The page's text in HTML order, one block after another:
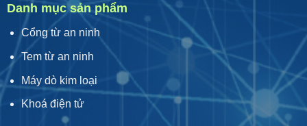
Danh mục sản phẩm
Cổng từ an ninh
Tem từ an ninh
Máy dò kim loại
Khoá điện tử